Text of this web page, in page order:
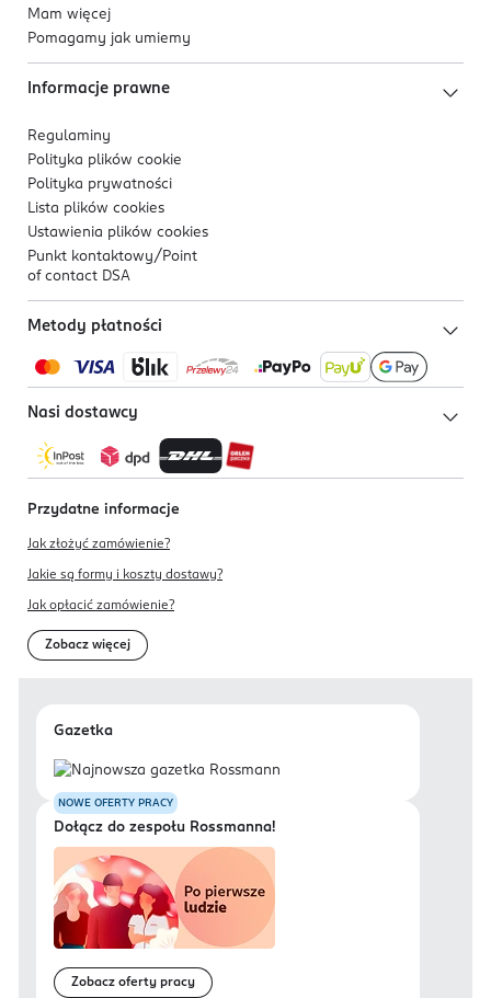
Mam więcej
Pomagamy jak umiemy
Informacje prawne
Regulaminy
Polityka plików cookie
Polityka prywatności
Lista plików cookies
Ustawienia plików cookies
Punkt kontaktowy/ Point
of contact DSA
Metody płatności
Nasi dostawcy
Przydatne informacje
Jak złożyć zamówienie?
Jakie są formy i koszty dostawy?
Jak opłacić zamówienie?
Zobacz więcej
Gazetka
NOWE OFERTY PRACY
Dołącz do zespołu Rossmanna!
Zobacz oferty pracy